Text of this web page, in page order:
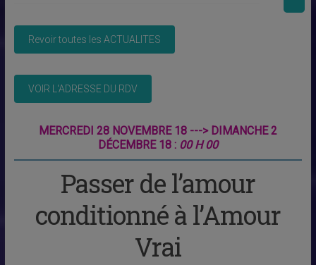
MERCREDI 28 NOVEMBRE 18 ---> DIMANCHE 2
DÉCEMBRE 18 : 00 H 00
Passer de l’amour
conditionné à l’Amour
Vrai